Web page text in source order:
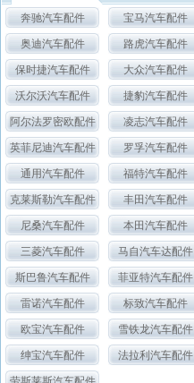
奔驰汽车配件
宝马汽车配件
奥迪汽车配件 路虎汽车配件
保时捷汽车配件 大众汽车配件
沃尔沃汽车配件 捷豹汽车配件
阿尔法罗密欧配件 凌志汽车配件
英菲尼迪汽车配件 罗孚汽车配件
通用汽车配件 福特汽车配件
克莱斯勒汽车配件 丰田汽车配件
尼桑汽车配件 本田汽车配件
三菱汽车配件 马自汽车达配件
斯巴鲁汽车配件 菲亚特汽车配件
雷诺汽车配件 标致汽车配件
欧宝汽车配件 雪铁龙汽车配件
绅宝汽车配件 法拉利汽车配件